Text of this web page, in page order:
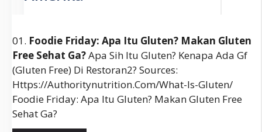
01. Foodie Friday: Apa Itu Gluten? Makan Gluten
Free Sehat Ga?Apa Sih Itu Gluten? Kenapa Ada Gf
(gluten Free) Di Restoran2? Sources:
Https://authoritynutrition.com/what-Is-Gluten/
Foodie Friday: Apa Itu Gluten? Makan Gluten Free
Sehat Ga?